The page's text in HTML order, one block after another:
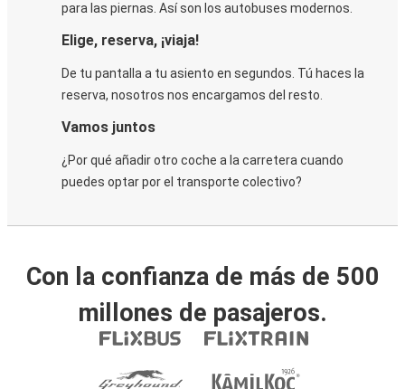
para las piernas. Así son los autobuses modernos.
Elige, reserva, ¡viaja!
De tu pantalla a tu asiento en segundos. Tú haces la
reserva, nosotros nos encargamos del resto.
Vamos juntos
¿Por qué añadir otro coche a la carretera cuando
puedes optar por el transporte colectivo?
Con la confianza de más de 500
millones de pasajeros.